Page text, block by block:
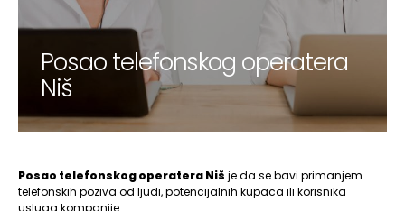
Posao telefonskog operatera
Niš
Posao telefonskog operatera Niš je da se bavi primanjem
telefonskih poziva od ljudi, potencijalnih kupaca ili korisnika
usluga kompanije.